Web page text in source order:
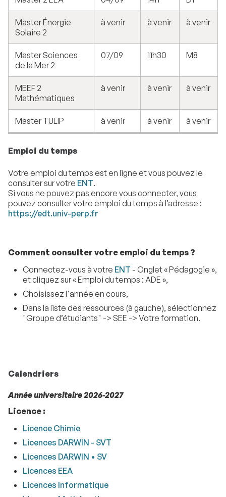
Master Énergie
Solaire 2
à venir à venir à venir
Master Sciences
de la Mer 2
07/09 11h30 M8
MEEF 2
Mathématiques
à venir à venir à venir
Master TULIP à venir à venir à venir
Emploi du temps
Votre emploi du temps est en ligne et vous pouvez le
consulter sur votre ENT.
Si vous ne pouvez pas encore vous connecter, vous
pouvez consulter votre emploi du temps à l’adresse :
https://edt.univ-perp.fr
Comment consulter votre emploi du temps ?
Connectez-vous à votre ENT - Onglet « Pédagogie »,
et cliquez sur « Emploi du temps : ADE »,
Choisissez l'année en cours,
Dans la liste des ressources (à gauche), sélectionnez
"Groupe d’étudiants" -> SEE -> Votre formation.
Calendriers
Année universitaire 2026-2027
Licence :
Licence Chimie
Licences DARWIN - SVT
Licences DARWIN • SV
Licences EEA
Licences Informatique